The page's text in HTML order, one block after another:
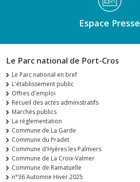
Espace Presse
Le Parc national de Port-Cros
Le Parc national en bref
L'établissement public
Offres d'emploi
Recueil des actes administratifs
Marchés publics
La réglementation
Commune de La Garde
Commune du Pradet
Commune d'Hyères les Palmiers
Commune de La Croix-Valmer
Commune de Ramatuelle
n°36 Automne Hiver 2025